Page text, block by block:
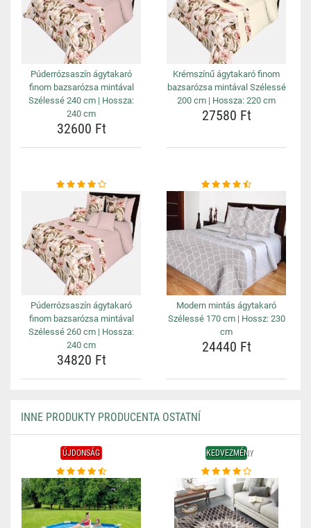
Púderrózsaszín ágytakaró
finom bazsarózsa mintával
Szélessé 240 cm | Hossza:
240 cm
32600 Ft
Krémszínű ágytakaró finom
bazsarózsa mintával Szélessé
200 cm | Hossza: 220 cm
27580 Ft
Púderrózsaszín ágytakaró
finom bazsarózsa mintával
Szélessé 260 cm | Hossza:
240 cm
34820 Ft
Modern mintás ágytakaró
Szélessé 170 cm | Hossz: 230
cm
24440 Ft
INNE PRODUKTY PRODUCENTA OSTATNÍ
ÚJDONSÁG KEDVEZMÉNY